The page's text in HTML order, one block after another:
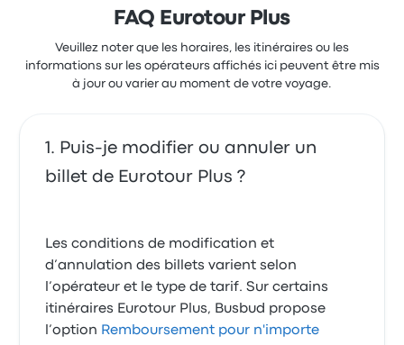
FAQ Eurotour Plus
Veuillez noter que les horaires, les itinéraires ou les
informations sur les opérateurs affichés ici peuvent être mis
à jour ou varier au moment de votre voyage.
Puis-je modifier ou annuler un
billet de Eurotour Plus ?
Les conditions de modification et
d’annulation des billets varient selon
l’opérateur et le type de tarif. Sur certains
itinéraires Eurotour Plus, Busbud propose
l’option Remboursement pour n'importe